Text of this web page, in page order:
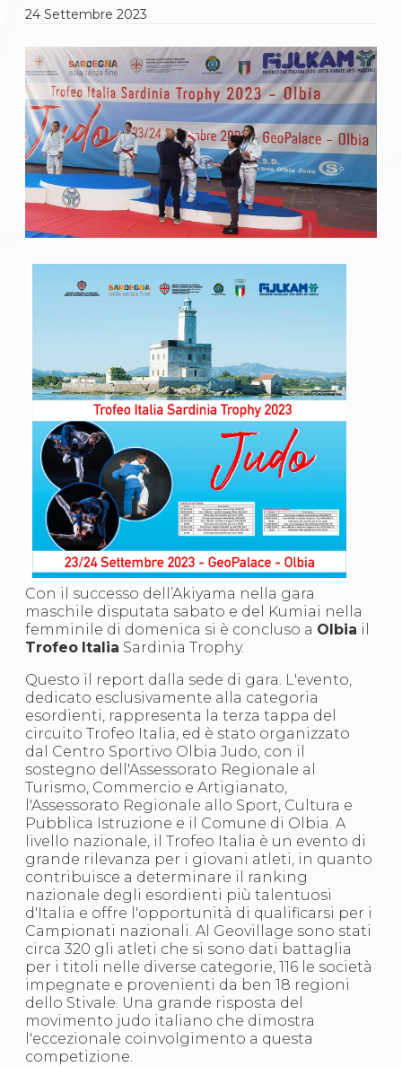
Lotta
La disciplina
News
Gare e Risultati
Attività Didattica
Albi Federali
Karate
La disciplina
News
Gare e Risultati
Attività Didattica
Aikido
Ju Jitsu
Sumo
Capoeira
Grappling
BJJ
Pancrazio/Pankration
S'istrumpa
News
Calendario Attività
Difesa Personale MGA
La disciplina
News
Merchandising
Mappa del sito
Cerca
Contatti
News
Cookies Accept
Newsletter
Catalogo formativo
Corsi Monotematici
Corsi di Specializzazione
Corsi FIJLKAM-FISDIR
Corsi Preparatore Fisico
Edutraining class - Didattica infantile
Corso dirigenti sportivi
Corso Direttore di Gara
Abilitazioni
Sportello Fiscale
News
Modulistica
FAQ
Quesiti fiscali
Sostenibilità
Documenti
24Settembre2023
Con il successo dell’Akiyama nella gara
maschile disputata sabato e del Kumiai nella
femminile di domenica si è concluso a Olbia il
Trofeo Italia Sardinia Trophy.
Questo il report dalla sede di gara. L'evento,
dedicato esclusivamente alla categoria
esordienti, rappresenta la terza tappa del
circuito Trofeo Italia, ed è stato organizzato
dal Centro Sportivo Olbia Judo, con il
sostegno dell'Assessorato Regionale al
Turismo, Commercio e Artigianato,
l'Assessorato Regionale allo Sport, Cultura e
Pubblica Istruzione e il Comune di Olbia. A
livello nazionale, il Trofeo Italia è un evento di
grande rilevanza per i giovani atleti, in quanto
contribuisce a determinare il ranking
nazionale degli esordienti più talentuosi
d'Italia e offre l'opportunità di qualificarsi per i
Campionati nazionali. Al Geovillage sono stati
circa 320 gli atleti che si sono dati battaglia
per i titoli nelle diverse categorie, 116 le società
impegnate e provenienti da ben 18 regioni
dello Stivale. Una grande risposta del
movimento judo italiano che dimostra
l'eccezionale coinvolgimento a questa
competizione.